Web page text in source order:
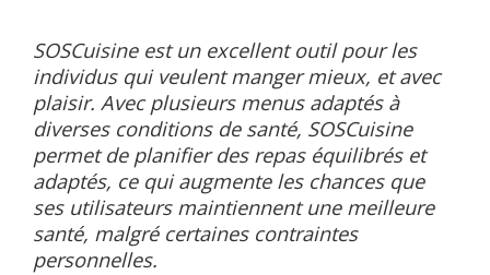
SOSCuisine est un excellent outil pour les
individus qui veulent manger mieux, et avec
plaisir. Avec plusieurs menus adaptés à
diverses conditions de santé, SOSCuisine
permet de planifier des repas équilibrés et
adaptés, ce qui augmente les chances que
ses utilisateurs maintiennent une meilleure
santé, malgré certaines contraintes
personnelles.